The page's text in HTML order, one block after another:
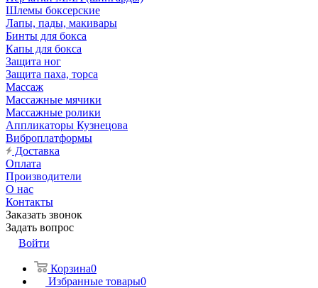
Шлемы боксерские
Лапы, пады, макивары
Бинты для бокса
Капы для бокса
Защита ног
Защита паха, торса
Массаж
Массажные мячики
Массажные ролики
Аппликаторы Кузнецова
Виброплатформы
Доставка
Оплата
Производители
О нас
Контакты
Заказать звонок
Задать вопрос
Войти
Корзина0
Избранные товары0